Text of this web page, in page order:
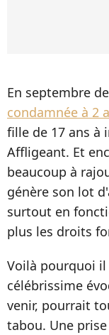
En septembre
condamnée à 2
fille de 17 ans à
Affligeant. Et
beaucoup à
génère son lot
surtout en
plus les droits
Voilà pourquoi
célébrissime
venir, pourrait
tabou. Une